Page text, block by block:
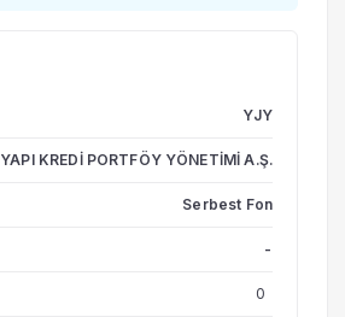
YJY
YAPI KREDİ PORTFÖY YÖNETİMİ A.Ş.
Serbest Fon
-
0